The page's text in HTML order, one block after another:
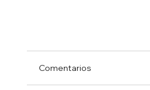
Comentarios